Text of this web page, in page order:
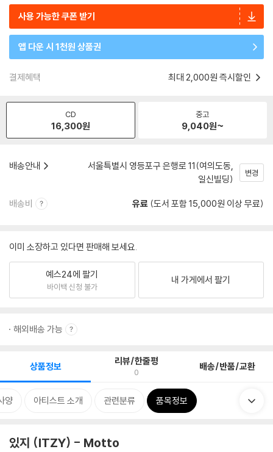
사용 가능한 쿠폰 받기
앱 다운 시 1천원 상품권
결제혜택 최대 2,000원 즉시할인
CD
16,300원
중고
9,040원~
배송안내
서울특별시 영등포구 은행로 11(여의도동,
일신빌딩)
변경
배송비 유료 (도서 포함 15,000원 이상 무료)
이미 소장하고 있다면 판매해 보세요.
예스24에 팔기
바이백 신청 불가
내 가게에서 팔기
해외배송 가능
상품정보 리뷰/한줄평
0 배송/반품/교환
양 아티스트 소개 관련분류 품목정보
있지 (ITZY) - Motto